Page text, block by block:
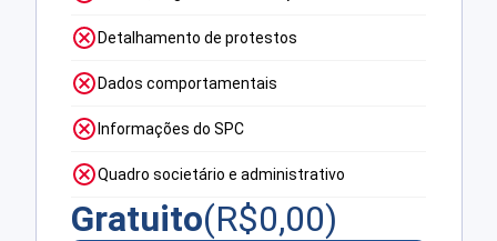
Detalhamento de protestos
Dados comportamentais
Informações do SPC
Quadro societário e administrativo
Gratuito(R$0,00)